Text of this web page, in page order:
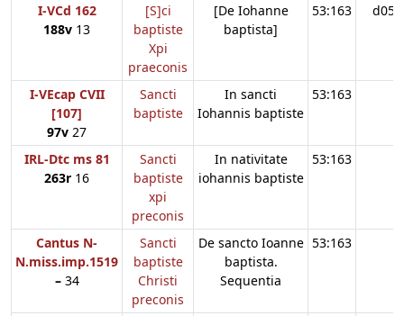
I-VCd 162
188v 13
[S]ci
baptiste
Xpi
praeconis
[De Iohanne
baptista]
53:163 d05
I-VEcap CVII
[107]
97v 27
Sancti
baptiste
In sancti
Iohannis baptiste
53:163
IRL-Dtc ms 81
263r 16
Sancti
baptiste
xpi
preconis
In nativitate
iohannis baptiste
53:163
Cantus N-
N.miss.imp.1519
–34
Sancti
baptiste
Christi
preconis
De sancto Ioanne
baptista.
Sequentia
53:163